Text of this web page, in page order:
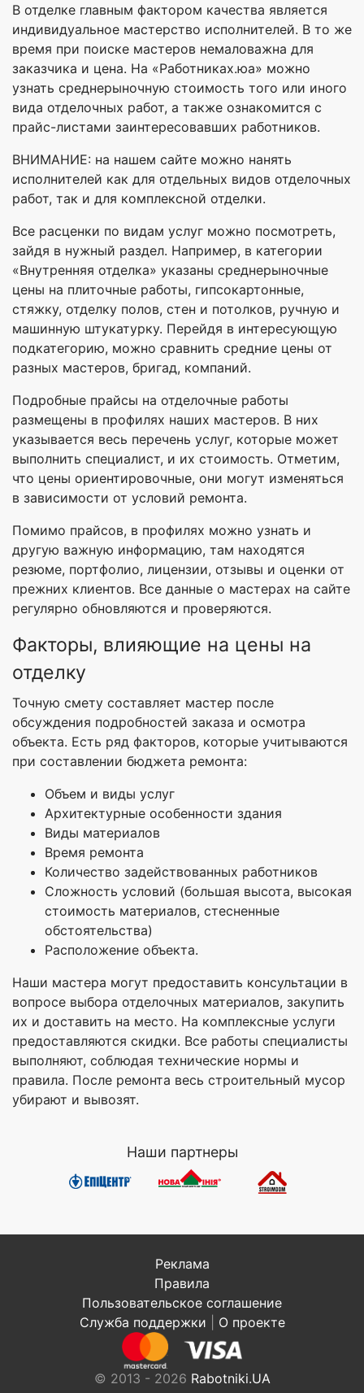
В отделке главным фактором качества является
индивидуальное мастерство исполнителей. В то же
время при поиске мастеров немаловажна для
заказчика и цена. На «Работниках.юа» можно
узнать среднерыночную стоимость того или иного
вида отделочных работ, а также ознакомится с
прайс-листами заинтересовавших работников.
ВНИМАНИЕ: на нашем сайте можно нанять
исполнителей как для отдельных видов отделочных
работ, так и для комплексной отделки.
Все расценки по видам услуг можно посмотреть,
зайдя в нужный раздел. Например, в категории
«Внутренняя отделка» указаны среднерыночные
цены на плиточные работы, гипсокартонные,
стяжку, отделку полов, стен и потолков, ручную и
машинную штукатурку. Перейдя в интересующую
подкатегорию, можно сравнить средние цены от
разных мастеров, бригад, компаний.
Подробные прайсы на отделочные работы
размещены в профилях наших мастеров. В них
указывается весь перечень услуг, которые может
выполнить специалист, и их стоимость. Отметим,
что цены ориентировочные, они могут изменяться
в зависимости от условий ремонта.
Помимо прайсов, в профилях можно узнать и
другую важную информацию, там находятся
резюме, портфолио, лицензии, отзывы и оценки от
прежних клиентов. Все данные о мастерах на сайте
регулярно обновляются и проверяются.
Факторы, влияющие на цены на
отделку
Точную смету составляет мастер после
обсуждения подробностей заказа и осмотра
объекта. Есть ряд факторов, которые учитываются
при составлении бюджета ремонта:
Объем и виды услуг
Архитектурные особенности здания
Виды материалов
Время ремонта
Количество задействованных работников
Сложность условий (большая высота, высокая
стоимость материалов, стесненные
обстоятельства)
Расположение объекта.
Наши мастера могут предоставить консультации в
вопросе выбора отделочных материалов, закупить
их и доставить на место. На комплексные услуги
предоставляются скидки. Все работы специалисты
выполняют, соблюдая технические нормы и
правила. После ремонта весь строительный мусор
убирают и вывозят.
Наши партнеры
Реклама
Правила
Пользовательское соглашение
Служба поддержки
О проекте
© 2013 - 2026 Rabotniki.UA